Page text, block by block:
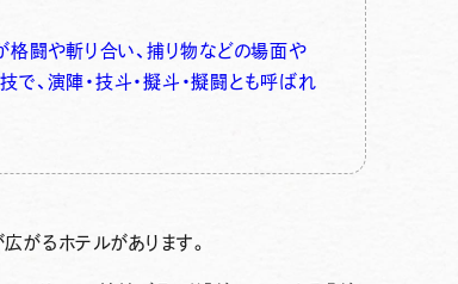
格闘や斬り合い、捕り物などの場面や
、演陣・技斗・擬斗・擬闘とも呼ばれ
がるホテルがあります。